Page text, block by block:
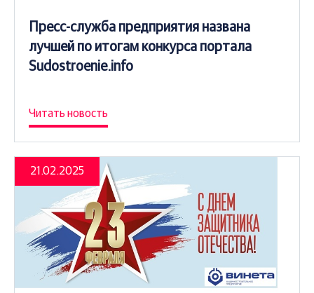
Пресс-служба предприятия названа
лучшей по итогам конкурса портала
Sudostroenie.info
Читать новость
21.02.2025